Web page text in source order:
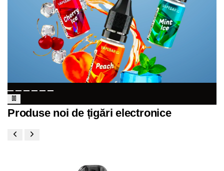
Produse noi de țigări electronice